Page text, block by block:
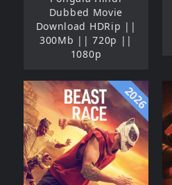
Dubbed Movie
Download HDRip ||
300Mb || 720p ||
1080p
2026